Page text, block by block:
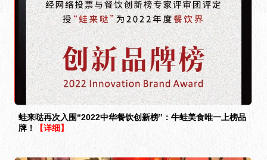
蛙来哒再次入围“2022中华餐饮创新榜”：牛蛙美食唯一上榜品
牌！
【详细】